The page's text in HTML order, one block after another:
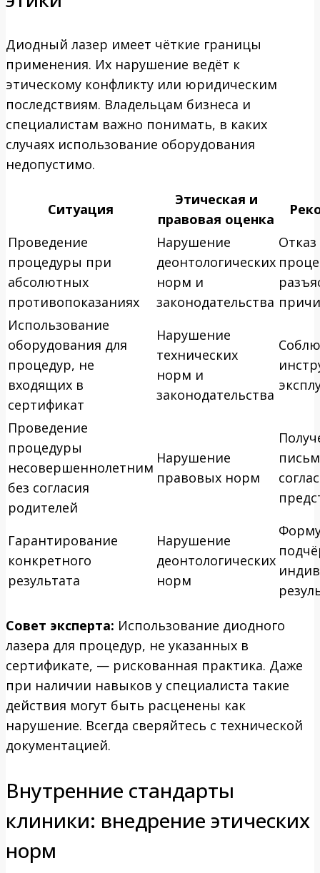
Диодный лазер имеет чёткие границы
применения. Их нарушение ведёт к
этическому конфликту или юридическим
последствиям. Владельцам бизнеса и
специалистам важно понимать, в каких
случаях использование оборудования
недопустимо.
Ситуация
Этическая и
правовая оценка
Проведение
процедуры при
абсолютных
противопоказаниях
Нарушение
деонтологических
норм и
законодательства
Отказ
Использование
оборудования для
процедур, не
входящих в
сертификат
Нарушение
технических
норм и
законодательства
Проведение
процедуры
несовершеннолетним
без согласия
родителей
Нарушение
правовых норм
Гарантирование
конкретного
результата
Нарушение
деонтологических
норм
Совет эксперта: Использование диодного
лазера для процедур, не указанных в
сертификате, — рискованная практика. Даже
при наличии навыков у специалиста такие
действия могут быть расценены как
нарушение. Всегда сверяйтесь с технической
документацией.
Внутренние стандарты
клиники: внедрение этических
норм